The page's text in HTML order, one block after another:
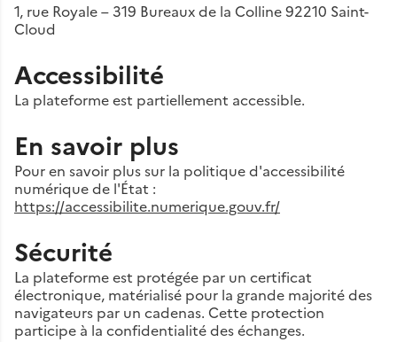
1, rue Royale – 319 Bureaux de la Colline 92210 Saint-
Cloud
Accessibilité
La plateforme est partiellement accessible.
En savoir plus
Pour en savoir plus sur la politique d'accessibilité
numérique de l'État :
https://accessibilite.numerique.gouv.fr/
Sécurité
La plateforme est protégée par un certificat
électronique, matérialisé pour la grande majorité des
navigateurs par un cadenas. Cette protection
participe à la confidentialité des échanges.